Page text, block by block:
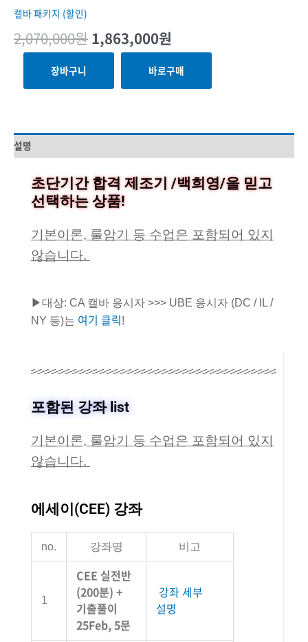
캘바 패키지 (할인)
2,070,000원1,863,000원
장바구니 바로구매
설명
초단기간 합격 제조기 /백희영/을 믿고
선택하는 상품!
기본이론, 룰암기 등 수업은 포함되어 있지
않습니다.
▶대상: CA 캘바 응시자 >>> UBE 응시자 (DC / IL /
NY 등)는 여기 클릭!
포함된 강좌 list
기본이론, 룰암기 등 수업은 포함되어 있지
않습니다.
에세이(CEE) 강좌
no. 강좌명 비고
1
CEE 실전반
(200분) +
기출풀이
25Feb, 5문
강좌 세부
설명